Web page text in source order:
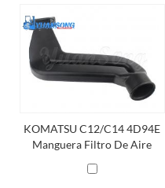
KOMATSU C12/C14 4D94E
Manguera Filtro De Aire